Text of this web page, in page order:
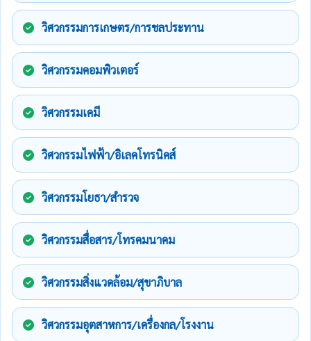
วิศวกรรมการเกษตร/การชลประทาน
วิศวกรรมคอมพิวเตอร์
วิศวกรรมเคมี
วิศวกรรมไฟฟ้า/อิเลคโทรนิคส์
วิศวกรรมโยธา/สำรวจ
วิศวกรรมสื่อสาร/โทรคมนาคม
วิศวกรรมสิ่งแวดล้อม/สุขาภิบาล
วิศวกรรมอุตสาหการ/เครื่องกล/โรงงาน